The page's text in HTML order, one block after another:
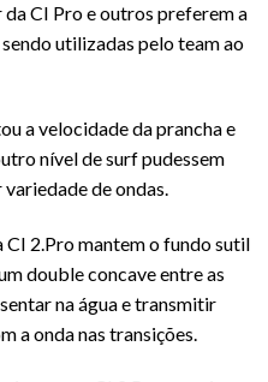
CI Pro e outros preferem a
utilizadas pelo team ao
a velocidade da prancha e
nível de surf pudessem
de ondas.
CI 2.Pro mantem o fundo sutil
double concave entre as
na água e transmitir
a onda nas transições.